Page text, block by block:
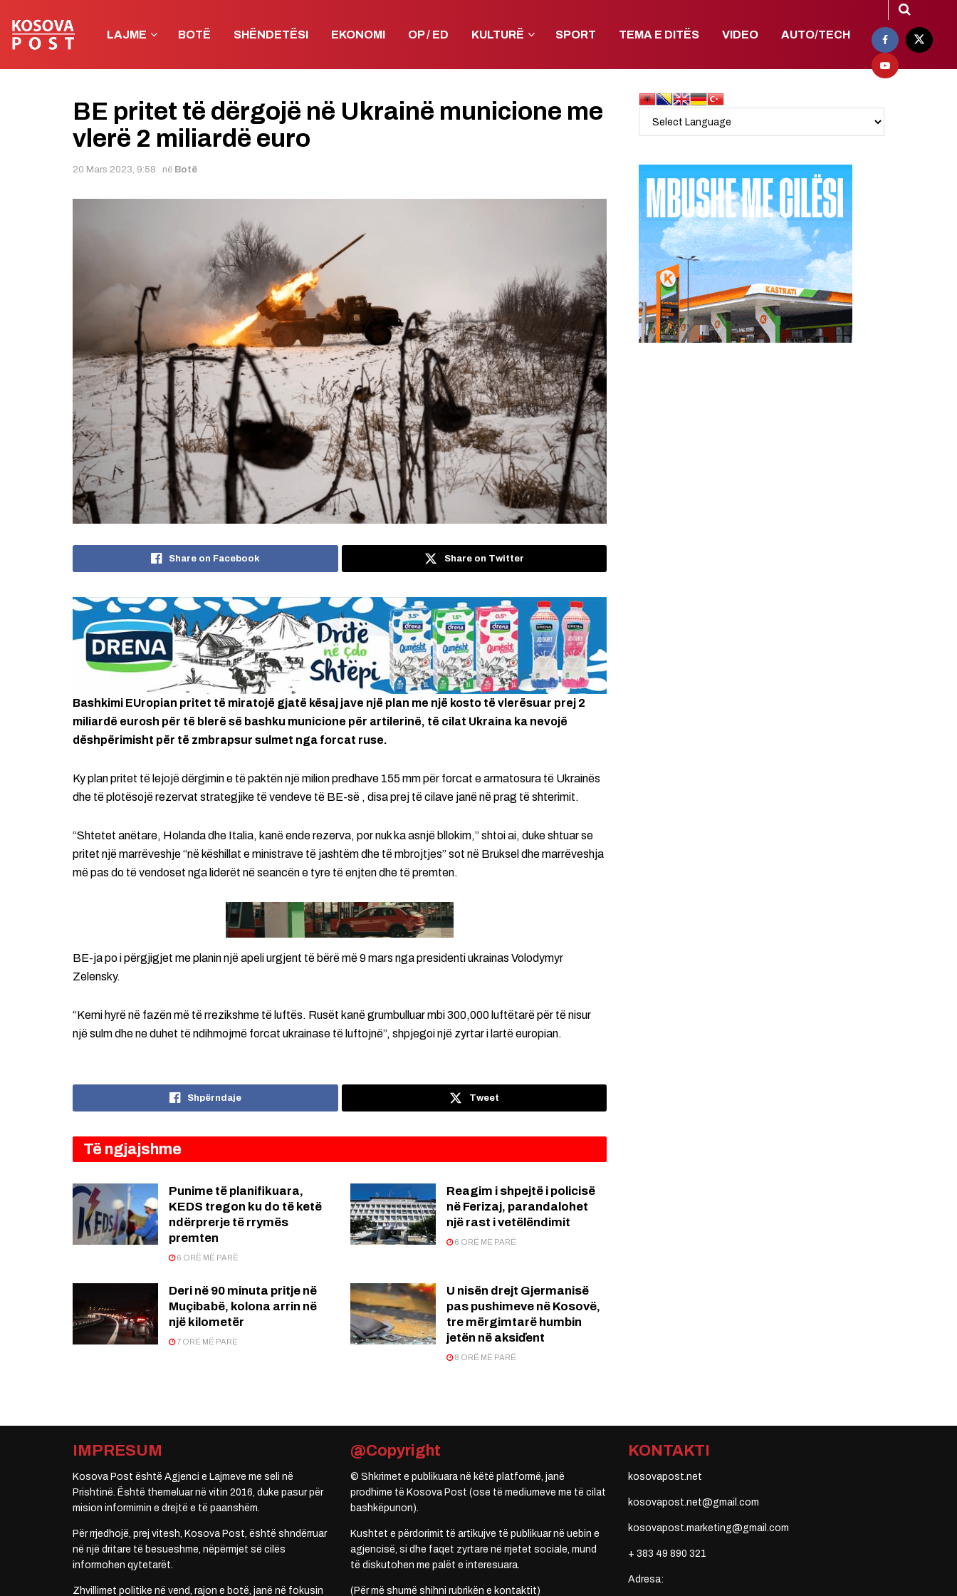
LAJME BOTË SHËNDETËSI EKONOMI OP / ED KULTURË SPORT TEMA E DITËS VIDEO AUTO/TECH
BE pritet të dërgojë në Ukrainë municione me
vlerë 2 miliardë euro
20 Mars 2023, 9:58 në Botë
Share on Facebook Share on Twitter
Bashkimi EUropian pritet të miratojë gjatë kësaj jave një plan me një kosto të vlerësuar prej 2
miliardë eurosh për të blerë së bashku municione për artilerinë, të cilat Ukraina ka nevojë
dëshpërimisht për të zmbrapsur sulmet nga forcat ruse.
Ky plan pritet të lejojë dërgimin e të paktën një milion predhave 155 mm për forcat e armatosura të Ukrainës
dhe të plotësojë rezervat strategjike të vendeve të BE-së , disa prej të cilave janë në prag të shterimit.
“Shtetet anëtare, Holanda dhe Italia, kanë ende rezerva, por nuk ka asnjë bllokim,” shtoi ai, duke shtuar se
pritet një marrëveshje “në këshillat e ministrave të jashtëm dhe të mbrojtjes” sot në Bruksel dhe marrëveshja
më pas do të vendoset nga liderët në seancën e tyre të enjten dhe të premten.
BE-ja po i përgjigjet me planin një apeli urgjent të bërë më 9 mars nga presidenti ukrainas Volodymyr
Zelensky.
“Kemi hyrë në fazën më të rrezikshme të luftës. Rusët kanë grumbulluar mbi 300,000 luftëtarë për të nisur
një sulm dhe ne duhet të ndihmojmë forcat ukrainase të luftojnë”, shpjegoi një zyrtar i lartë europian.
Shpërndaje Tweet
Të ngjajshme
Punime të planifikuara,
KEDS tregon ku do të ketë
ndërprerje të rrymës
premten
6 ORË MË PARË
Reagim i shpejtë i policisë
në Ferizaj, parandalohet
një rast i vetëlëndimit
6 ORË MË PARË
Deri në 90 minuta pritje në
Muçibabë, kolona arrin në
një kilometër
7 ORË MË PARË
U nisën drejt Gjermanisë
pas pushimeve në Kosovë,
tre mërgimtarë humbin
jetën në aksiďent
8 ORË MË PARË
IMPRESUM
Kosova Post është Agjenci e Lajmeve me seli në
Prishtinë. Është themeluar në vitin 2016, duke pasur për
mision informimin e drejtë e të paanshëm.
Për rrjedhojë, prej vitesh, Kosova Post, është shndërruar
në një dritare të besueshme, nëpërmjet së cilës
informohen qytetarët.
Zhvillimet politike në vend, rajon e botë, janë në fokusin
@Copyright
© Shkrimet e publikuara në këtë platformë, janë
prodhime të Kosova Post (ose të mediumeve me të cilat
bashkëpunon).
Kushtet e përdorimit të artikujve të publikuar në uebin e
agjencisë, si dhe faqet zyrtare në rrjetet sociale, mund
të diskutohen me palët e interesuara.
(Për më shumë shihni rubrikën e kontaktit)
KONTAKTI
kosovapost.net
kosovapost.net@gmail.com
kosovapost.marketing@gmail.com
+ 383 49 890 321
Adresa: